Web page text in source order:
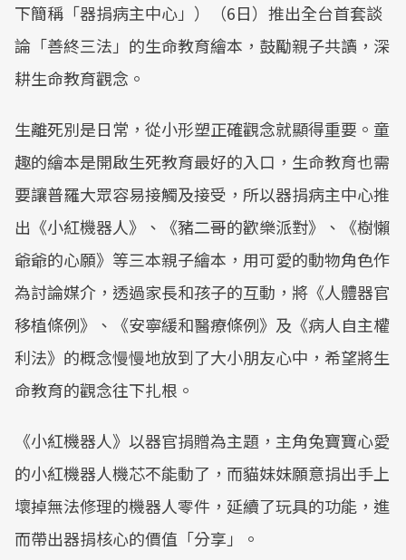
下簡稱「器捐病主中心」）（6日）推出全台首套談
論「善終三法」的生命教育繪本，鼓勵親子共讀，深
耕生命教育觀念。
生離死別是日常，從小形塑正確觀念就顯得重要。童
趣的繪本是開啟生死教育最好的入口，生命教育也需
要讓普羅大眾容易接觸及接受，所以器捐病主中心推
出《小紅機器人》、《豬二哥的歡樂派對》、《樹懶
爺爺的心願》等三本親子繪本，用可愛的動物角色作
為討論媒介，透過家長和孩子的互動，將《人體器官
移植條例》、《安寧緩和醫療條例》及《病人自主權
利法》的概念慢慢地放到了大小朋友心中，希望將生
命教育的觀念往下扎根。
《小紅機器人》以器官捐贈為主題，主角兔寶寶心愛
的小紅機器人機芯不能動了，而貓妹妹願意捐出手上
壞掉無法修理的機器人零件，延續了玩具的功能，進
而帶出器捐核心的價值「分享」。